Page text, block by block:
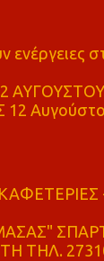
ΑΥΓΟΥΣΤΟΥ
ΤΗΛ. 27310